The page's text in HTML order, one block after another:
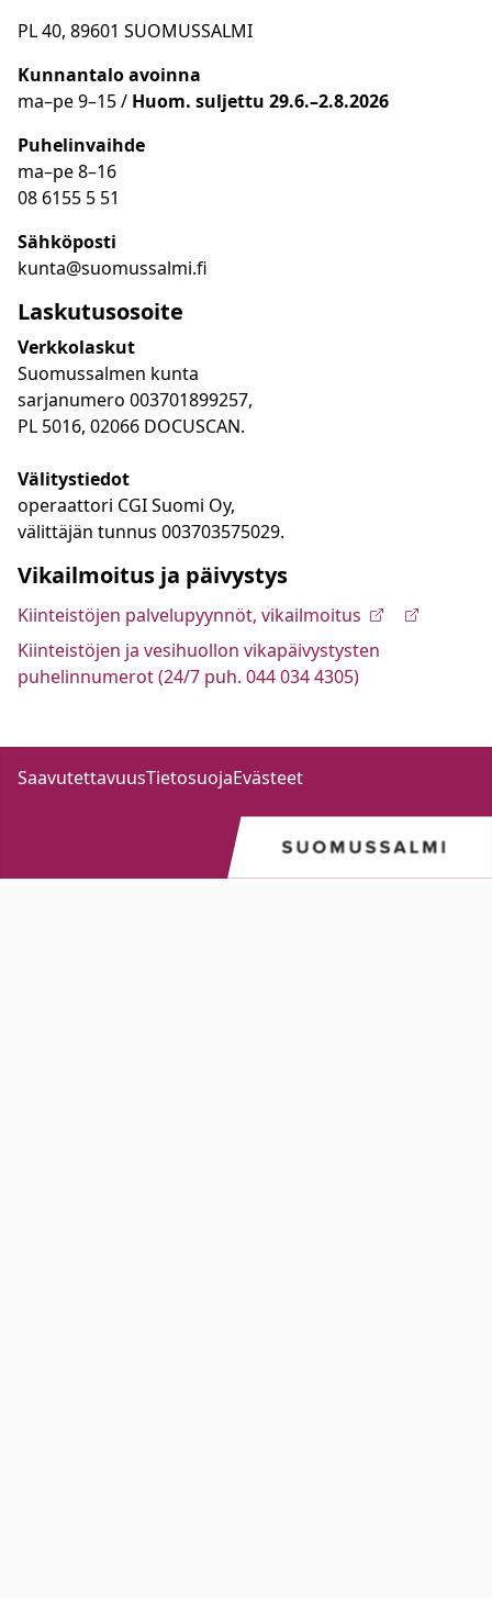
PL 40, 89601 SUOMUSSALMI
Kunnantalo avoinna
ma–pe 9–15 / Huom. suljettu 29.6.–2.8.2026
Puhelinvaihde
ma–pe 8–16
08 6155 5 51
Sähköposti
kunta@suomussalmi.fi
Laskutusosoite
Verkkolaskut
Suomussalmen kunta
sarjanumero 003701899257,
PL 5016, 02066 DOCUSCAN.
Välitystiedot
operaattori CGI Suomi Oy,
välittäjän tunnus 003703575029.
Vikailmoitus ja päivystys
Kiinteistöjen palvelupyynnöt, vikailmoitus
Kiinteistöjen ja vesihuollon vikapäivystysten
puhelinnumerot (24/7 puh. 044 034 4305)
SaavutettavuusTietosuojaEvästeet